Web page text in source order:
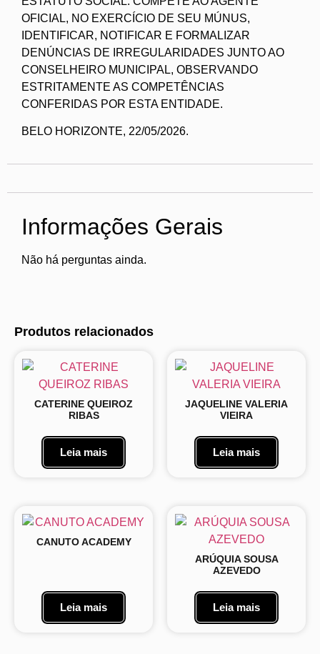
OFICIAL, NO EXERCÍCIO DE SEU MÚNUS,
IDENTIFICAR, NOTIFICAR E FORMALIZAR
DENÚNCIAS DE IRREGULARIDADES JUNTO AO
CONSELHEIRO MUNICIPAL, OBSERVANDO
ESTRITAMENTE AS COMPETÊNCIAS
CONFERIDAS POR ESTA ENTIDADE.
BELO HORIZONTE, 22/05/2026.
Informações Gerais
Não há perguntas ainda.
Produtos relacionados
CATERINE QUEIROZ
RIBAS
Leia mais
JAQUELINE VALERIA
VIEIRA
Leia mais
CANUTO ACADEMY
Leia mais
ARÚQUIA SOUSA
AZEVEDO
Leia mais